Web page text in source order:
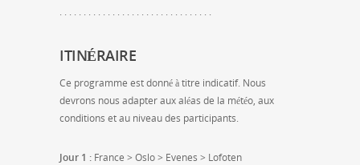
. . . . . . . . . . . . . . . . . . . . . . . . . . . . . . . .
ITINÉRAIRE
Ce programme est donné à titre indicatif. Nous
devrons nous adapter aux aléas de la météo, aux
conditions et au niveau des participants.
Jour 1 : France > Oslo > Evenes > Lofoten